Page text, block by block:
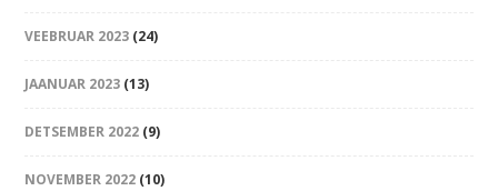
VEEBRUAR 2023 (24)
JAANUAR 2023 (13)
DETSEMBER 2022 (9)
NOVEMBER 2022 (10)